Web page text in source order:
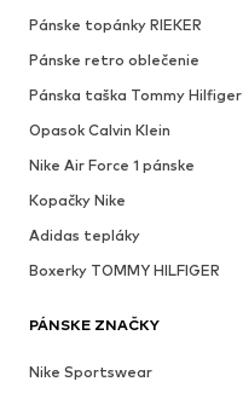
Pánske topánky RIEKER
Pánske retro oblečenie
Pánska taška Tommy Hilfiger
Opasok Calvin Klein
Nike Air Force 1 pánske
Kopačky Nike
Adidas tepláky
Boxerky TOMMY HILFIGER
PÁNSKE ZNAČKY
Nike Sportswear